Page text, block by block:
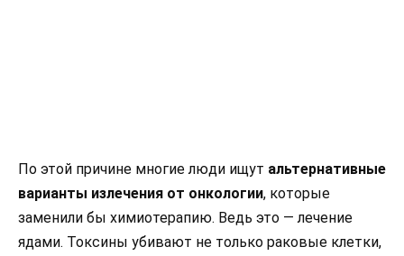
По этой причине многие люди ищут альтернативные
варианты излечения от онкологии, которые
заменили бы химиотерапию. Ведь это — лечение
ядами. Токсины убивают не только раковые клетки,